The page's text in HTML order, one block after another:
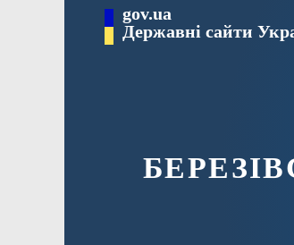
Перейти gov.ua
Державні сайти